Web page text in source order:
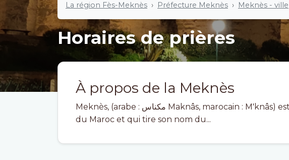
La région Fès-Meknès Préfecture Meknès Meknès - ville
Horaires de prières
À propos de la Meknès
Meknès, (arabe : مكناس Maknâs, marocain : M'knâs) est l'une des plus grandes villes
du Maroc et qui tire son nom du...